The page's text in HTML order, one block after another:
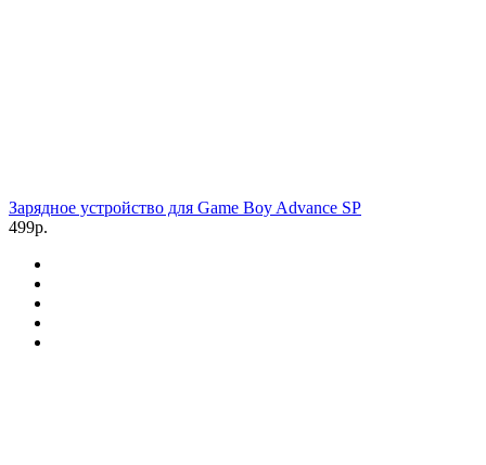
Зарядное устройство для Game Boy Advance SP
499р.